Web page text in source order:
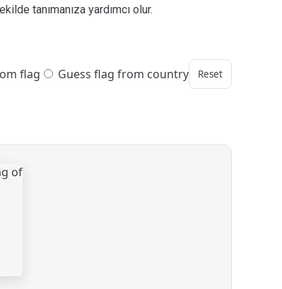
tanımanıza yardımcı olur.
flag Guess flag from country Reset